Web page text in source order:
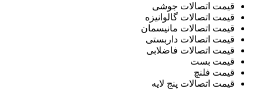
قیمت اتصالات جوشی
قیمت اتصالات گالوانیزه
قیمت اتصالات مانیسمان
قیمت اتصالات داربستی
قیمت اتصالات فاضلابی
قیمت بست
قیمت فلنچ
قیمت اتصالات پنج لایه